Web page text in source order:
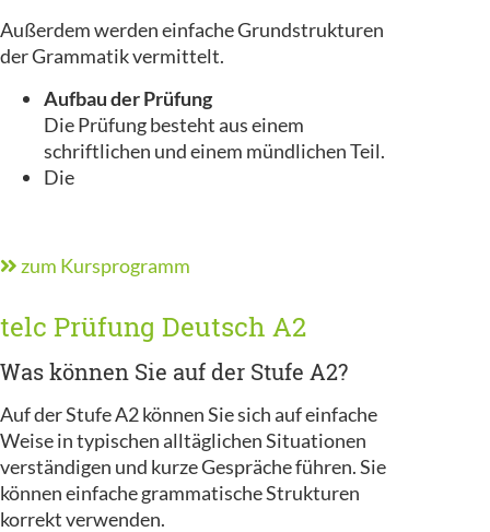
Außerdem werden einfache Grundstrukturen
der Grammatik vermittelt.
Aufbau der Prüfung
Die Prüfung besteht aus einem
schriftlichen und einem mündlichen Teil.
Die
zum Kursprogramm
telc Prüfung Deutsch A2
Was können Sie auf der Stufe A2?
Auf der Stufe A2 können Sie sich auf einfache
Weise in typischen alltäglichen Situationen
verständigen und kurze Gespräche führen. Sie
können einfache grammatische Strukturen
korrekt verwenden.